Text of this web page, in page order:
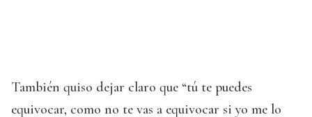
También quiso dejar claro que “tú te puedes
equivocar, como no te vas a equivocar si yo me lo